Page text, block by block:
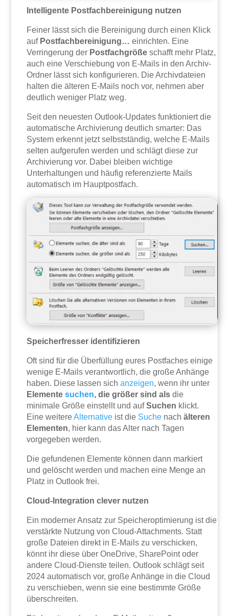
Intelligente Postfachbereinigung nutzen
Feiner lässt sich die Bereinigung durch einen Klick
auf Postfachbereinigung… einrichten. Eine
Verringerung der Postfachgröße schafft mehr Platz,
auch eine Verschiebung von E-Mails in den Archiv-
Ordner lässt sich konfigurieren. Die Archivdateien
halten die älteren E-Mails noch vor, nehmen aber
deutlich weniger Platz weg.
Seit den neuesten Outlook-Updates funktioniert die
automatische Archivierung deutlich smarter: Das
System erkennt jetzt selbstständig, welche E-Mails
selten aufgerufen werden und schlägt diese zur
Archivierung vor. Dabei bleiben wichtige
Unterhaltungen und häufig referenzierte Mails
automatisch im Hauptpostfach.
Speicherfresser identifizieren
Oft sind für die Überfüllung eures Postfaches einige
wenige E-Mails verantwortlich, die große Anhänge
haben. Diese lassen sichanzeigen, wenn ihr unter
Elementesuchen, die größer sind als die
minimale Größe einstellt und aufSuchen klickt.
Eine weitereAlternative ist die Suche nachälteren
Elementen, hier kann das Alter nach Tagen
vorgegeben werden.
Die gefundenen Elemente können dann markiert
und gelöscht werden und machen eine Menge an
Platz in Outlook frei.
Cloud-Integration clever nutzen
Ein moderner Ansatz zur Speicheroptimierung ist die
verstärkte Nutzung von Cloud-Attachments. Statt
große Dateien direkt in E-Mails zu verschicken,
könnt ihr diese über OneDrive, SharePoint oder
andere Cloud-Dienste teilen. Outlook schlägt seit
2024 automatisch vor, große Anhänge in die Cloud
zu verschieben, wenn sie eine bestimmte Größe
überschreiten.